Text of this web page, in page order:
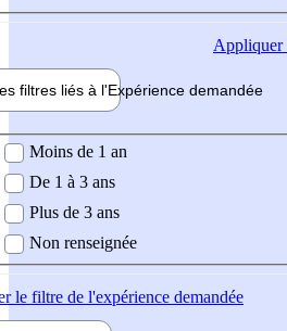
Appliquer
filtres liés à l'Expérience demandée
demandée
Moins de 1 an
De 1 à 3 ans
Plus de 3 ans
Non renseignée
le filtre de l'expérience demandée